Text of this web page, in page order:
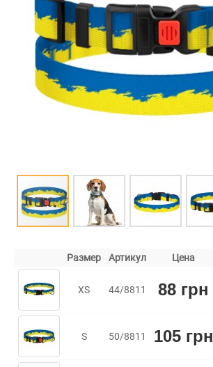
Размер Артикул Цена
XS 44/8811 88 грн
S 50/8811 105 грн